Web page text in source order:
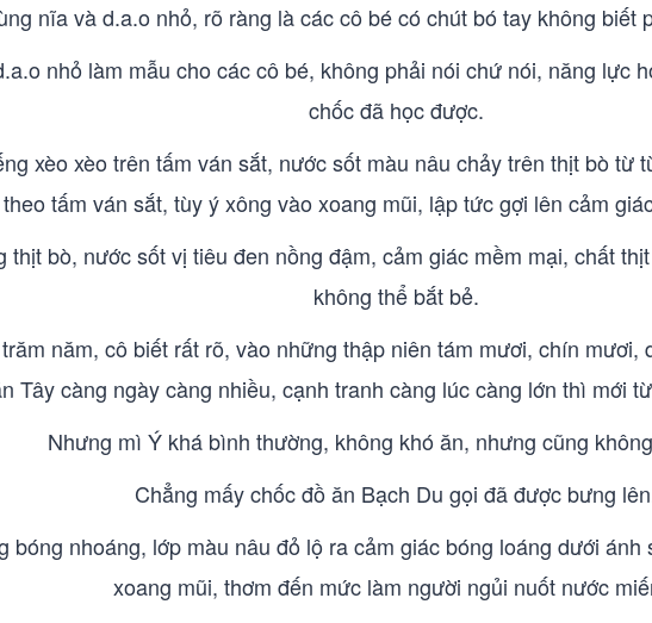
nĩa và d.a.o nhỏ, rõ ràng là các cô bé có chút bó tay không biết
nhỏ làm mẫu cho các cô bé, không phải nói chứ nói, năng lực
chốc đã học được.
xèo xèo trên tấm ván sắt, nước sốt màu nâu chảy trên thịt bò từ
tấm ván sắt, tùy ý xông vào xoang mũi, lập tức gợi lên cảm
thịt bò, nước sốt vị tiêu đen nồng đậm, cảm giác mềm mại, chất
không thể bắt bẻ.
năm, cô biết rất rõ, vào những thập niên tám mươi, chín
Tây càng ngày càng nhiều, cạnh tranh càng lúc càng lớn thì mới
Nhưng mì Ý khá bình thường, không khó ăn, nhưng cũng
Chẳng mấy chốc đồ ăn Bạch Du gọi đã được bưng
bóng nhoáng, lớp màu nâu đỏ lộ ra cảm giác bóng loáng dưới
xoang mũi, thơm đến mức làm người ngủi nuốt nước